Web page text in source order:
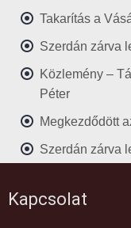
Takarítás a
Szerdán zárva
Közlemény –
Péter
Megkezdődött
Szerdán zárva
Kapcsolat